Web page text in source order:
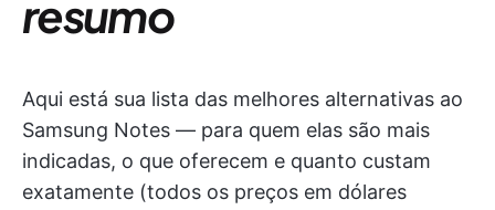
resumo
Aqui está sua lista das melhores alternativas ao
Samsung Notes — para quem elas são mais
indicadas, o que oferecem e quanto custam
exatamente (todos os preços em dólares